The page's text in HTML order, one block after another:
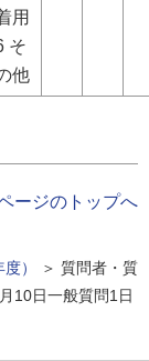
用
そ
他
ージのトップへ
） ＞ 質問者・質
10日一般質問1日